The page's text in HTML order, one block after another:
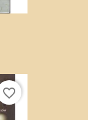
favorite_border